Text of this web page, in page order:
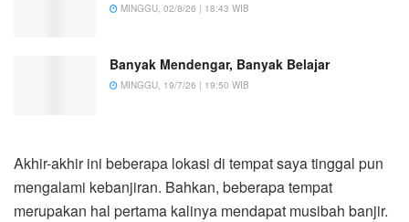
MINGGU, 02/8/26 | 18:43 WIB
Banyak Mendengar, Banyak Belajar
MINGGU, 19/7/26 | 19:50 WIB
Akhir-akhir ini beberapa lokasi di tempat saya tinggal pun
mengalami kebanjiran. Bahkan, beberapa tempat
merupakan hal pertama kalinya mendapat musibah banjir.